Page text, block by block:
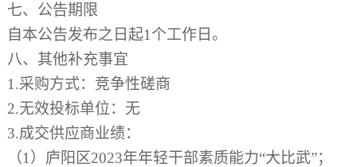
七、公告期限
自本公告发布之日起1个工作日。
八、 其他补充事宜
1.采购方式：竞争性磋商
2.无效投标单位：无
3.成交供应商业绩：
（1）庐阳区2023年年轻干部素质能力“大比武”；